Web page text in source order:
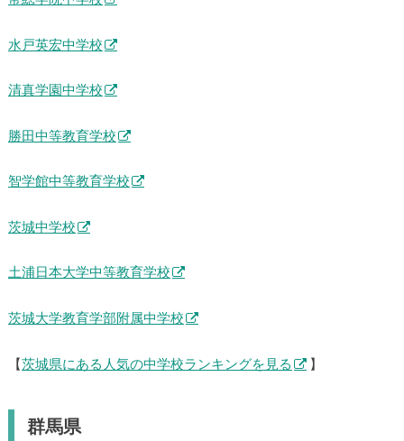
水戸英宏中学校
清真学園中学校
勝田中等教育学校
智学館中等教育学校
茨城中学校
土浦日本大学中等教育学校
茨城大学教育学部附属中学校
【 茨城県にある人気の中学校ランキングを見る 】
群馬県